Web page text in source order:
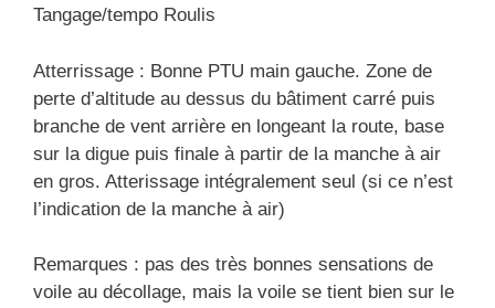
Tangage/tempo Roulis
Atterrissage : Bonne PTU main gauche. Zone de
perte d’altitude au dessus du bâtiment carré puis
branche de vent arrière en longeant la route, base
sur la digue puis finale à partir de la manche à air
en gros. Atterissage intégralement seul (si ce n’est
l’indication de la manche à air)
Remarques : pas des très bonnes sensations de
voile au décollage, mais la voile se tient bien sur le